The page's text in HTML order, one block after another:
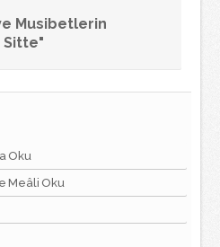
Musibetlerin
Sitte"
Oku
Meâli Oku